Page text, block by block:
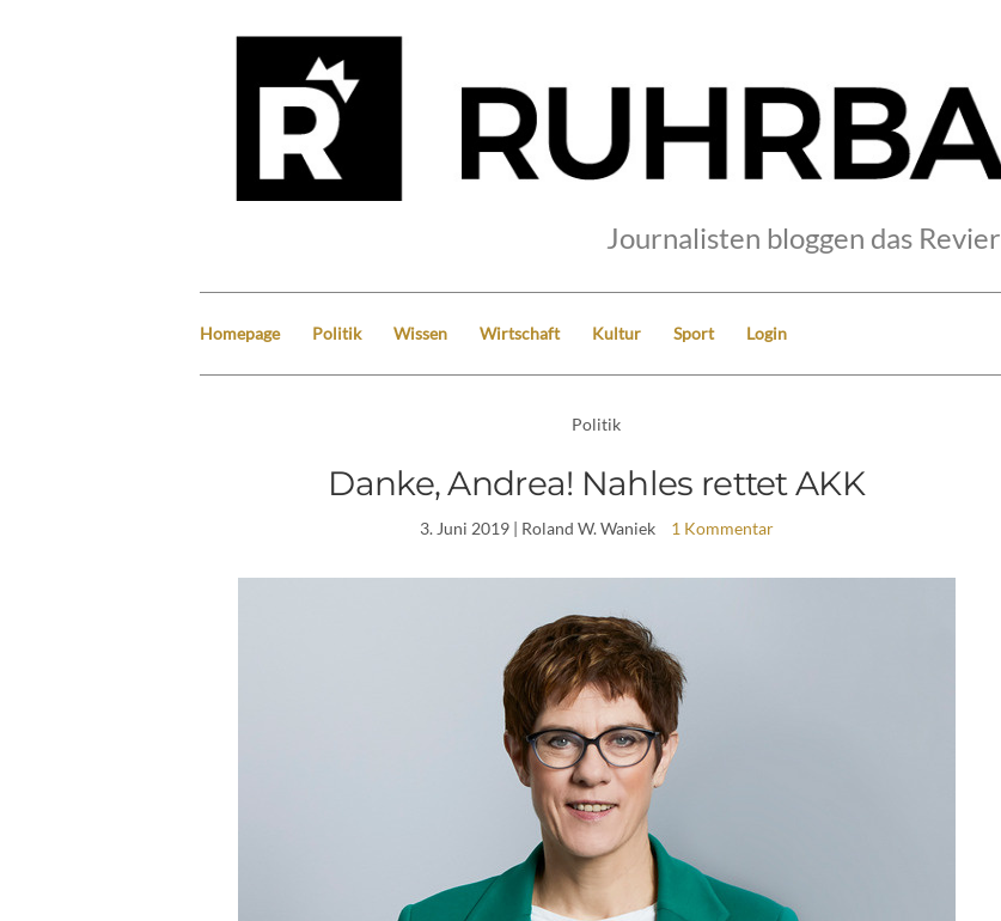
Journalisten bloggen das Revier
Homepage Politik Wissen Wirtschaft Kultur Sport Login
Politik
Danke, Andrea! Nahles rettet AKK
3. Juni 2019| Roland W. Waniek 1 Kommentar